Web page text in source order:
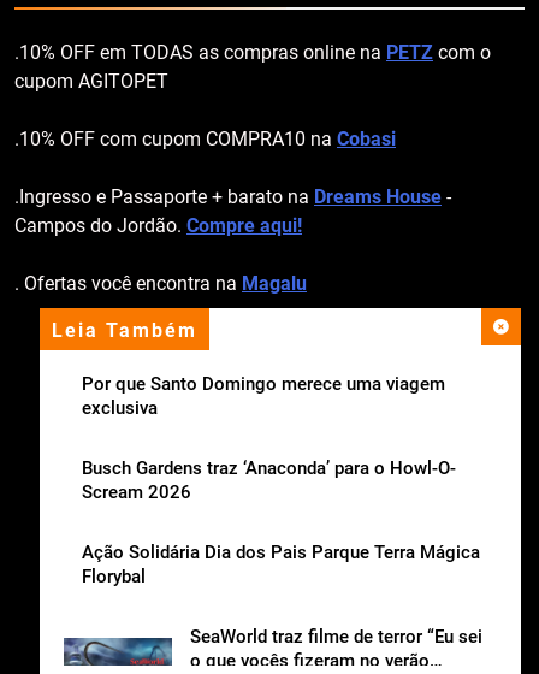
Leia Também
Por que Santo Domingo merece uma viagem
exclusiva
Busch Gardens traz ‘Anaconda’ para o Howl-O-
Scream 2026
Ação Solidária Dia dos Pais Parque Terra Mágica
Florybal
SeaWorld traz filme de terror “Eu sei
o que vocês fizeram no verão
.10% OFF em TODAS as compras online na PETZ com o
cupom AGITOPET
.10% OFF com cupom COMPRA10 na Cobasi
.Ingresso e Passaporte + barato na Dreams House -
Campos do Jordão. Compre aqui!
. Ofertas você encontra na Magalu
apoio institucional